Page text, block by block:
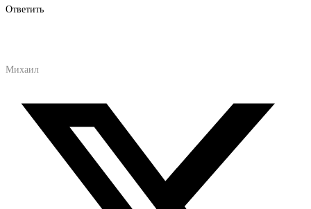
Ответить
Михаил